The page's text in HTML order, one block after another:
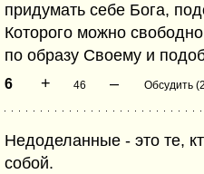
придумать себе Бога,
Которого можно
по образу Своему и
6 + 46 – Обсудить
Недоделанные - это те,
собой.